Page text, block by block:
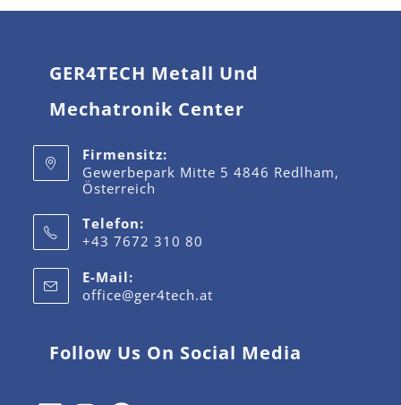
GER4TECH Metall Und
Mechatronik Center
Firmensitz:
Gewerbepark Mitte 5 4846 Redlham,
Österreich
Telefon:
+43 7672 310 80
E-Mail:
office@ger4tech.at
Follow Us On Social Media